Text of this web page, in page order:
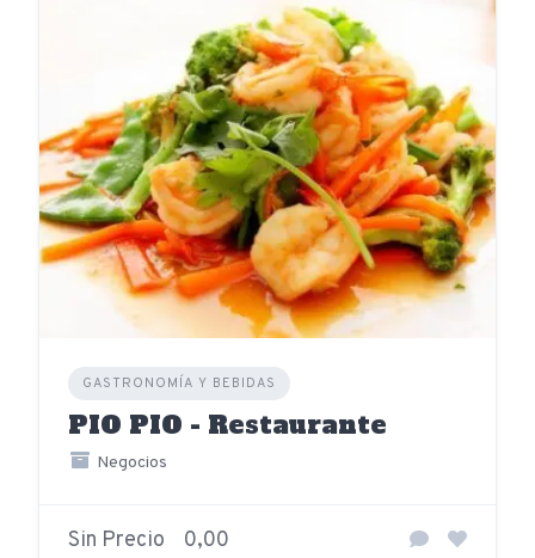
GASTRONOMÍA Y BEBIDAS
PIO PIO - Restaurante
Negocios
Sin Precio 0,00